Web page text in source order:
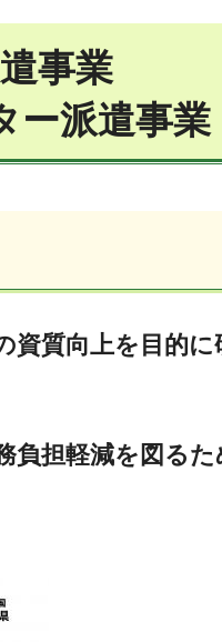
ダー
ー派遣事業
資質向上を目的
担軽減を図るた